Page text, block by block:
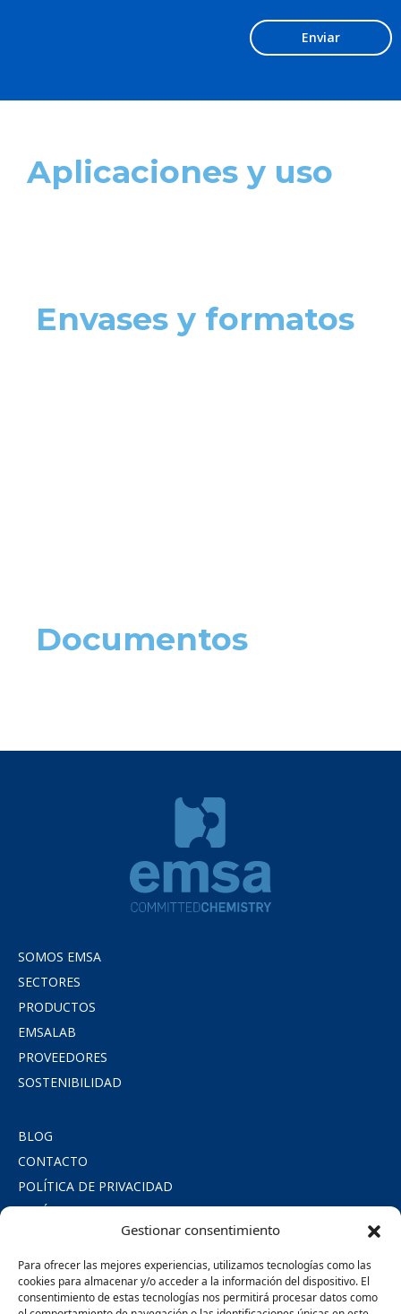
Gestionar consentimiento
Para ofrecer las mejores experiencias, utilizamos tecnologías como las
cookies para almacenar y/o acceder a la información del dispositivo. El
consentimiento de estas tecnologías nos permitirá procesar datos como
Enviar
Aplicaciones y uso
Envases y formatos
Documentos
SOMOS EMSA
SECTORES
PRODUCTOS
EMSALAB
PROVEEDORES
SOSTENIBILIDAD
BLOG
CONTACTO
POLÍTICA DE PRIVACIDAD
POLÍTICA DE COOKIES
COMPROMISO SOCIAL